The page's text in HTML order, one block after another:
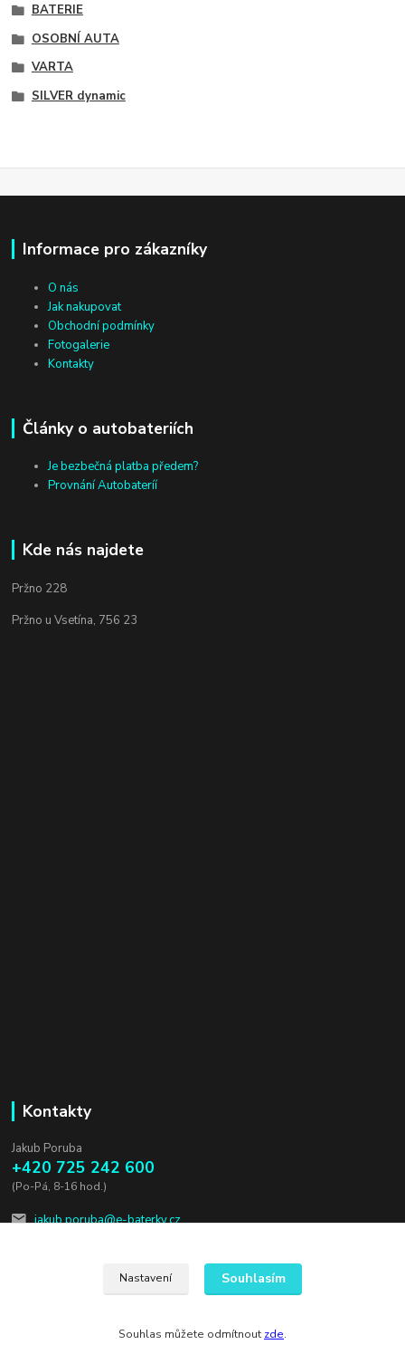
BATERIE
OSOBNÍ AUTA
VARTA
SILVER dynamic
Informace pro zákazníky
O nás
Jak nakupovat
Obchodní podmínky
Fotogalerie
Kontakty
Články o autobateriích
Je bezbečná platba předem?
Provnání Autobateríí
Kde nás najdete
Pržno 228
Pržno u Vsetína, 756 23
Kontakty
Jakub Poruba
+420 725 242 600
(Po-Pá, 8-16 hod.)
jakub.poruba@e-baterky.cz
Nastavení Souhlasím
Souhlas můžete odmítnout zde.